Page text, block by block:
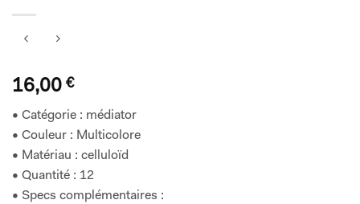
16,00 €
• Catégorie : médiator
• Couleur : Multicolore
• Matériau : celluloïd
• Quantité : 12
• Specs complémentaires :